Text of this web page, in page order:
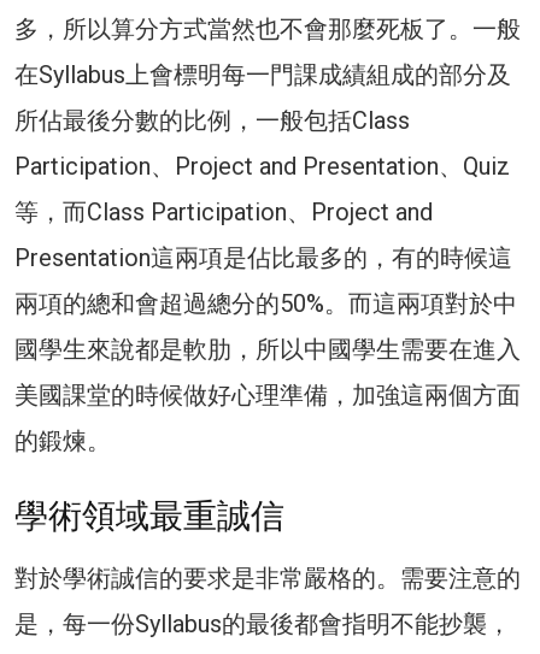
多，所以算分方式當然也不會那麼死板了。一般
在Syllabus上會標明每一門課成績組成的部分及
所佔最後分數的比例，一般包括Class
Participation、Project and Presentation、Quiz
等，而Class Participation、Project and
Presentation這兩項是佔比最多的，有的時候這
兩項的總和會超過總分的50%。而這兩項對於中
國學生來說都是軟肋，所以中國學生需要在進入
美國課堂的時候做好心理準備，加強這兩個方面
的鍛煉。
學術領域最重誠信
對於學術誠信的要求是非常嚴格的。需要注意的
是，每一份Syllabus的最後都會指明不能抄襲，